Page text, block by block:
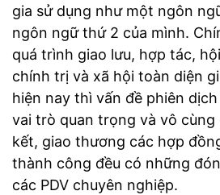
gia sử dụng như một ngôn
ngôn ngữ thứ 2 của mình.
quá trình giao lưu, hợp tác,
chính trị và xã hội toàn diện
hiện nay thì vấn đề phiên
vai trò quan trọng và vô
kết, giao thương các hợp
thành công đều có những
các PDV chuyên nghiệp.